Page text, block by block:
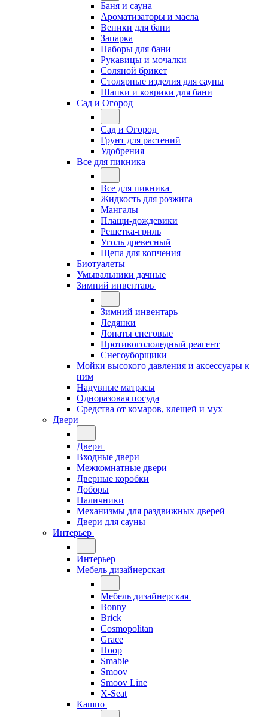
Баня и сауна
Ароматизаторы и масла
Веники для бани
Запарка
Наборы для бани
Рукавицы и мочалки
Соляной брикет
Столярные изделия для сауны
Шапки и коврики для бани
Сад и Огород
Сад и Огород
Грунт для растений
Удобрения
Все для пикника
Все для пикника
Жидкость для розжига
Мангалы
Плащи-дождевики
Решетка-гриль
Уголь древесный
Щепа для копчения
Биотуалеты
Умывальники дачные
Зимний инвентарь
Зимний инвентарь
Ледянки
Лопаты снеговые
Противогололедный реагент
Снегоуборщики
Мойки высокого давления и аксессуары к
ним
Надувные матрасы
Одноразовая посуда
Средства от комаров, клещей и мух
Двери
Двери
Входные двери
Межкомнатные двери
Дверные коробки
Доборы
Наличники
Механизмы для раздвижных дверей
Двери для сауны
Интерьер
Интерьер
Мебель дизайнерская
Мебель дизайнерская
Bonny
Brick
Cosmopolitan
Grace
Hoop
Smable
Smoov
Smoov Line
X-Seat
Кашпо